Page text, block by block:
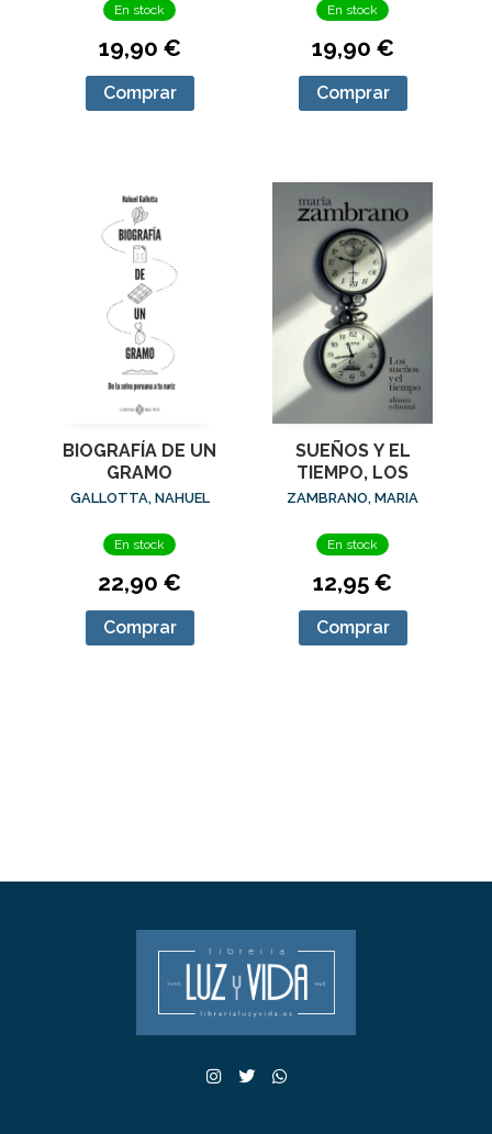
En stock
19,90 €
Comprar
En stock
19,90 €
Comprar
BIOGRAFÍA DE UN
GRAMO
GALLOTTA, NAHUEL
En stock
22,90 €
Comprar
SUEÑOS Y EL
TIEMPO, LOS
ZAMBRANO, MARIA
En stock
12,95 €
Comprar